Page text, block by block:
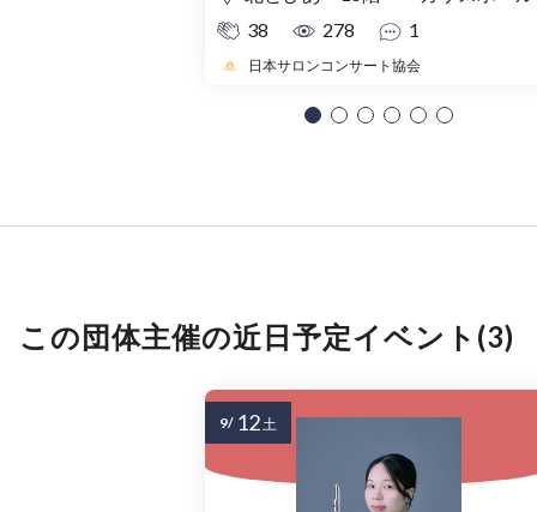
38
278 1
日本サロンコンサート協会
この団体主催の近日予定イベント(3)
9/ 12土